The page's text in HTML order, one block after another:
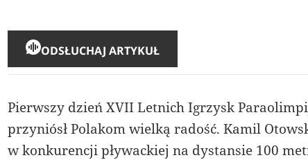
ODSŁUCHAJ ARTYKUŁ
Pierwszy dzień XVII Letnich Igrzysk
przyniósł Polakom wielką radość. Kamil
w konkurencji pływackiej na dystansie 100